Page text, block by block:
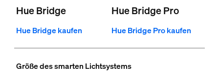
Hue Bridge
Hue Bridge kaufen
Hue Bridge Pro
Hue Bridge Pro kaufen
Größe des smarten Lichtsystems